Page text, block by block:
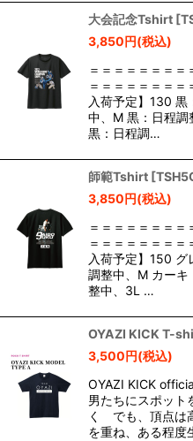
大会記念Tshirt [
3,850円(税込)
＝＝＝＝＝＝＝＝
＝＝＝＝＝＝＝＝
入荷予定】130 黒
中、M 黒：日程調
黒：日程調…
師範Tshirt [
3,850円(税込)
＝＝＝＝＝＝＝＝
＝＝＝＝＝＝＝＝
入荷予定】150 グ
調整中、M カーキ
整中、3L …
OYAZI KICK T-
3,500円(税込)
OYAZI KICK
男たちにスポット
く でも、頂点は
を重ね、ある程